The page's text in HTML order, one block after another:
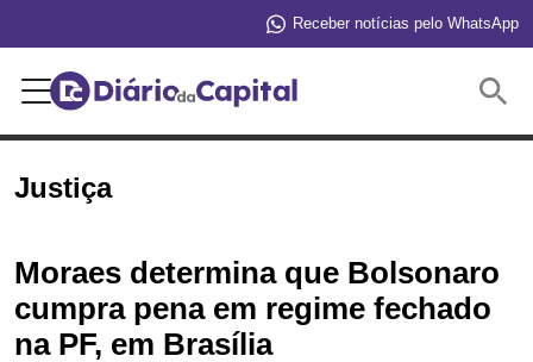
Receber notícias pelo WhatsApp
Justiça
Moraes determina que Bolsonaro
cumpra pena em regime fechado
na PF, em Brasília